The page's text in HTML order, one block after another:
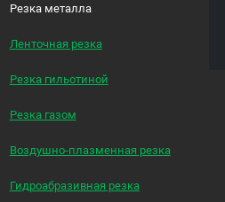
Резка металла
Ленточная резка
Резка гильотиной
Резка газом
Воздушно-плазменная резка
Гидроабразивная резка